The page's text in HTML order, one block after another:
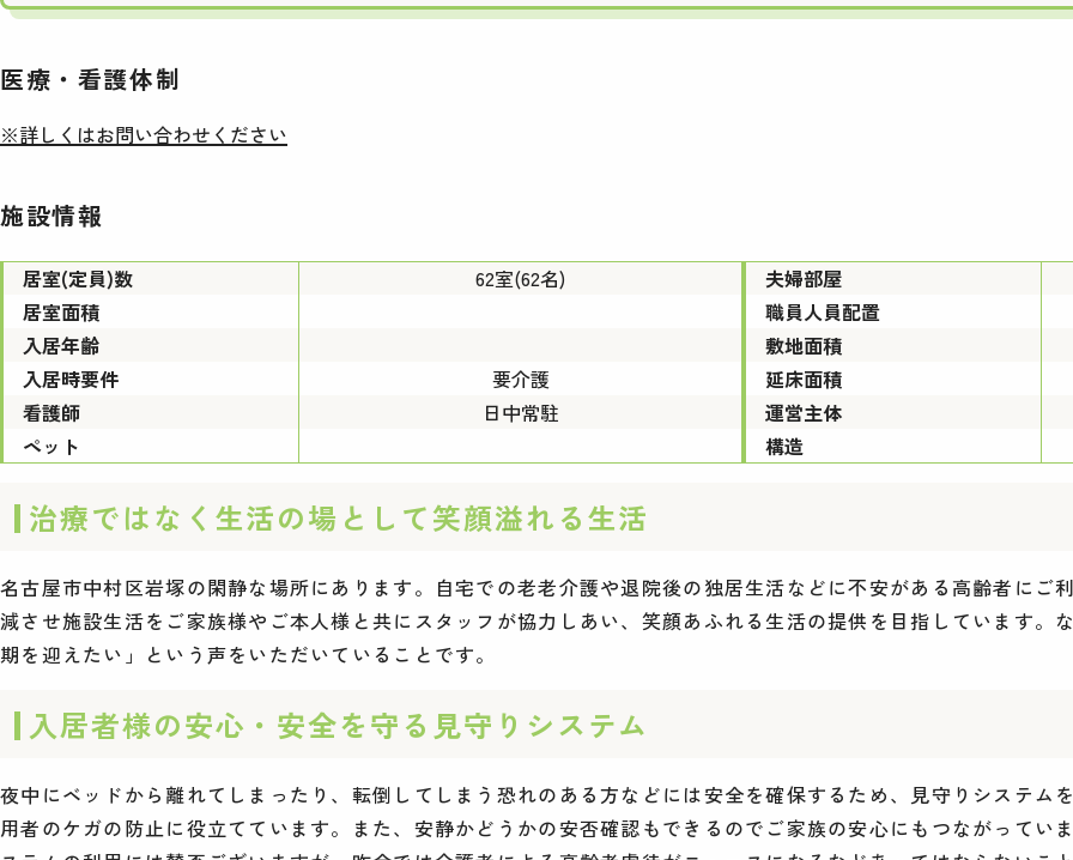
医療・看護体制
※詳しくはお問い合わせください
施設情報
居室(定員)数
62室(62名)
居室面積
入居年齢
入居時要件
要介護
看護師
日中常駐
ペット
夫婦部屋
職員人員配置
敷地面積
延床面積
運営主体
構造
治療ではなく生活の場として笑顔溢れる生活
名古屋市中村区岩塚の閑静な場所にあります。自宅での老老介護や退院後の独居生活などに不安がある高齢者にご
減させ施設生活をご家族様やご本人様と共にスタッフが協力しあい、笑顔あふれる生活の提供を目指しています。
期を迎えたい」という声をいただいていることです。
入居者様の安心・安全を守る見守りシステム
夜中にベッドから離れてしまったり、転倒してしまう恐れのある方などには安全を確保するため、見守りシステム
用者のケガの防止に役立てています。また、安静かどうかの安否確認もできるのでご家族の安心にもつながってい